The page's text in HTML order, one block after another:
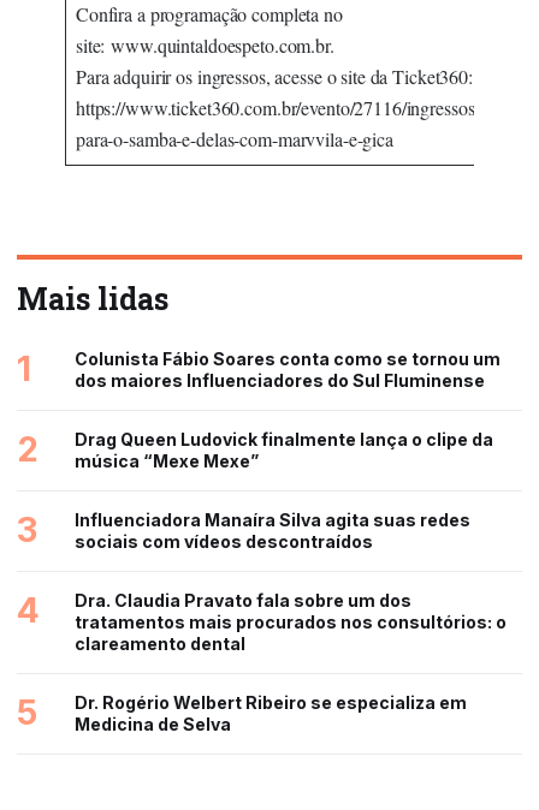
Confira a programação completa no
site:www.quintaldoespeto.com.br.
Para adquirir os ingressos, acesse o site da Ticket360:
https://www.ticket360.com.br/evento/27116/ingressos-
para-o-samba-e-delas-com-marvvila-e-gica
Mais lidas
1
Colunista Fábio Soares conta como se tornou um
dos maiores Influenciadores do Sul Fluminense
2
Drag Queen Ludovick finalmente lança o clipe da
música “Mexe Mexe”
3
Influenciadora Manaíra Silva agita suas redes
sociais com vídeos descontraídos
4
Dra. Claudia Pravato fala sobre um dos
tratamentos mais procurados nos consultórios: o
clareamento dental
5
Dr. Rogério Welbert Ribeiro se especializa em
Medicina de Selva